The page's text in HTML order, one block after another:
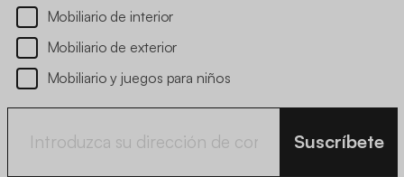
Mobiliario de interior
Mobiliario de exterior
Mobiliario y juegos para niños
Suscríbete